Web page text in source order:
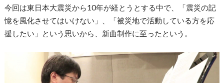
今回は東日本大震災から10年が経とうとする中で、「震災の記
憶を風化させてはいけない」、「被災地で活動している方を応
援したい」という思いから、新曲制作に至ったという。